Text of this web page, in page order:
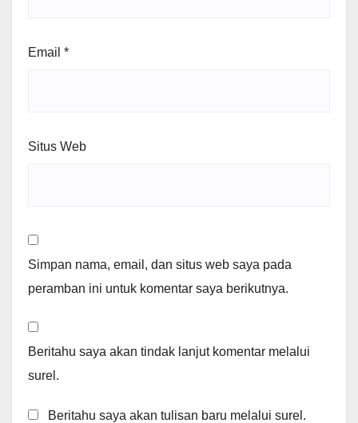
Email *
Situs Web
Simpan nama, email, dan situs web saya pada
peramban ini untuk komentar saya berikutnya.
Beritahu saya akan tindak lanjut komentar melalui
surel.
Beritahu saya akan tulisan baru melalui surel.